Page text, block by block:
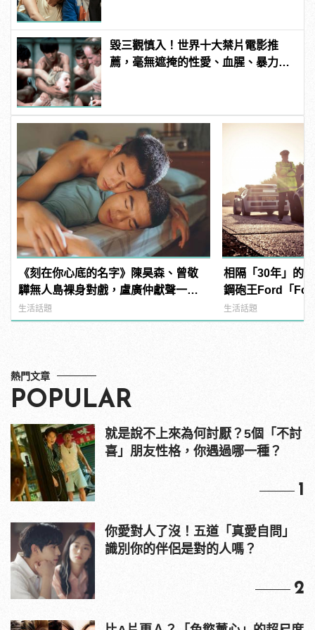
毀三觀慎入！世界十大禁片電影推
薦，毫無遮掩的性愛、血腥、暴力、
《刻在你心底的名字》陳昊森、曾敬
驊無人島裸身對戲，盧廣仲獻聲一秒
入魂！
生活話題
相隔「30年」的
鋼砲王Ford「
名車Ford「
生活話題
熱門文章
POPULAR
就是說不上來為何討厭？5個「不討
喜」朋友性格，你遇過哪一種？
1
你愛對人了沒！五道「真愛自問」
識別你的伴侶是對的人嗎？
2